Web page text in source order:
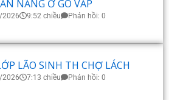
NĂNG Ở GÒ VẤP
9:52 chiều Phản hồi: 0
LÃO SINH TH CHỢ LÁCH
7:13 chiều Phản hồi: 0